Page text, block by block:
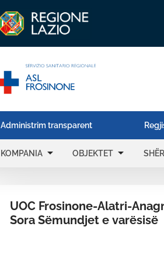
Administrim transparent
KOMPANIA arrow_drop_down OBJEKTET arrow_drop_down
UOC Frosinone-Alatri-
Sora Sëmundjet e varësisë